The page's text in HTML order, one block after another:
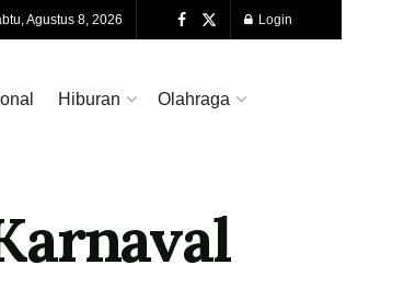
Agustus 8, 2026 Login
Hiburan Olahraga